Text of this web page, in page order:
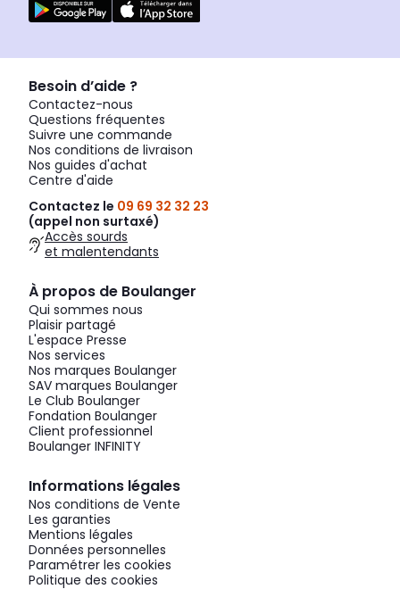
Besoin d’aide ?
Contactez-nous
Questions fréquentes
Suivre une commande
Nos conditions de livraison
Nos guides d'achat
Centre d'aide
Contactez le 09 69 32 32 23
(appel non surtaxé)
Accès sourds
et malentendants
À propos de Boulanger
Qui sommes nous
Plaisir partagé
L'espace Presse
Nos services
Nos marques Boulanger
SAV marques Boulanger
Le Club Boulanger
Fondation Boulanger
Client professionnel
Boulanger INFINITY
Informations légales
Nos conditions de Vente
Les garanties
Mentions légales
Données personnelles
Paramétrer les cookies
Politique des cookies